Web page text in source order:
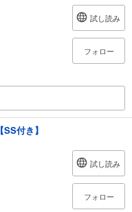
試し読み
フォロー
付き】
試し読み
フォロー